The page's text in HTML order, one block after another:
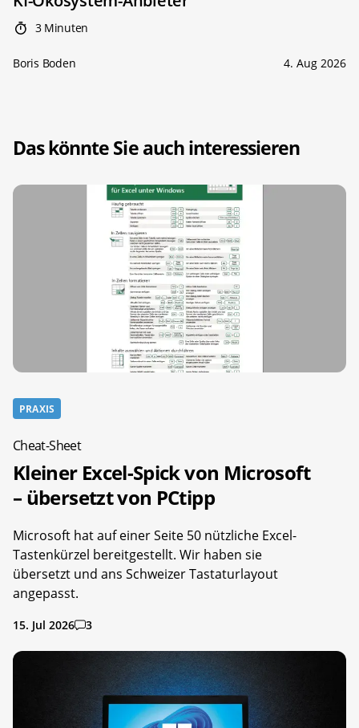
3 Minuten
Boris Boden 4. Aug 2026
Das könnte Sie auch interessieren
PRAXIS
Cheat-Sheet
Kleiner Excel-Spick von Microsoft
– übersetzt von PCtipp
Microsoft hat auf einer Seite 50 nützliche Excel-
Tastenkürzel bereitgestellt. Wir haben sie
übersetzt und ans Schweizer Tastaturlayout
angepasst.
15. Jul 2026 3